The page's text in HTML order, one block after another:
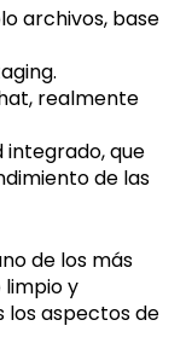
archivos, base
realmente
integrado, que
de las
de los más
limpio y
los aspectos de